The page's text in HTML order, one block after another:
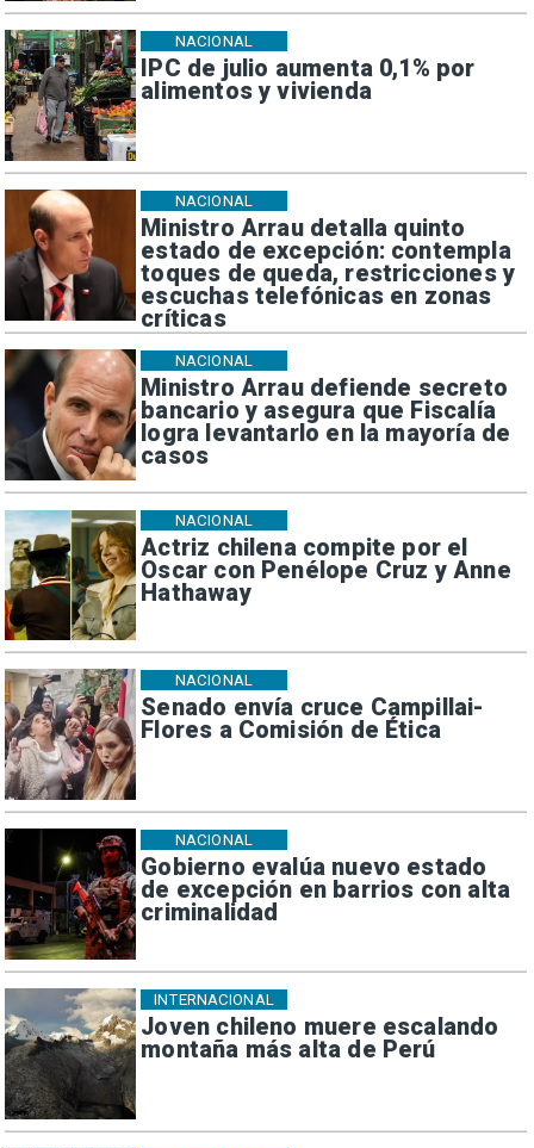
IPC de julio aumenta 0,1% por
alimentos y vivienda
NACIONAL
Ministro Arrau detalla quinto
estado de excepción: contempla
toques de queda, restricciones y
escuchas telefónicas en zonas
críticas
NACIONAL
Ministro Arrau defiende secreto
bancario y asegura que Fiscalía
logra levantarlo en la mayoría de
casos
NACIONAL
Actriz chilena compite por el
Oscar con Penélope Cruz y Anne
Hathaway
NACIONAL
Senado envía cruce Campillai-
Flores a Comisión de Ética
NACIONAL
Gobierno evalúa nuevo estado
de excepción en barrios con alta
criminalidad
NACIONAL
Joven chileno muere escalando
montaña más alta de Perú
INTERNACIONAL